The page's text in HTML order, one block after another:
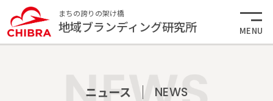
まちの誇りの架け橋
地域ブランディング研究所 MENU
ニュース NEWS